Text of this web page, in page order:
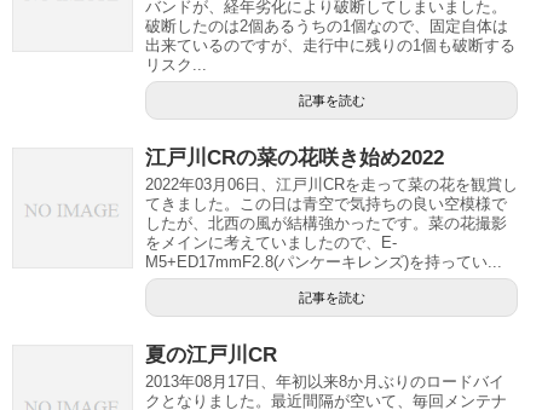
バンドが、経年劣化により破断してしまいました。
破断したのは2個あるうちの1個なので、固定自体は
出来ているのですが、走行中に残りの1個も破断する
リスク...
記事を読む
江戸川CRの菜の花咲き始め2022
2022年03月06日、江戸川CRを走って菜の花を観賞し
てきました。この日は青空で気持ちの良い空模様で
したが、北西の風が結構強かったです。菜の花撮影
をメインに考えていましたので、E-
M5+ED17mmF2.8(パンケーキレンズ)を持ってい...
記事を読む
夏の江戸川CR
2013年08月17日、年初以来8か月ぶりのロードバイ
クとなりました。最近間隔が空いて、毎回メンテナ